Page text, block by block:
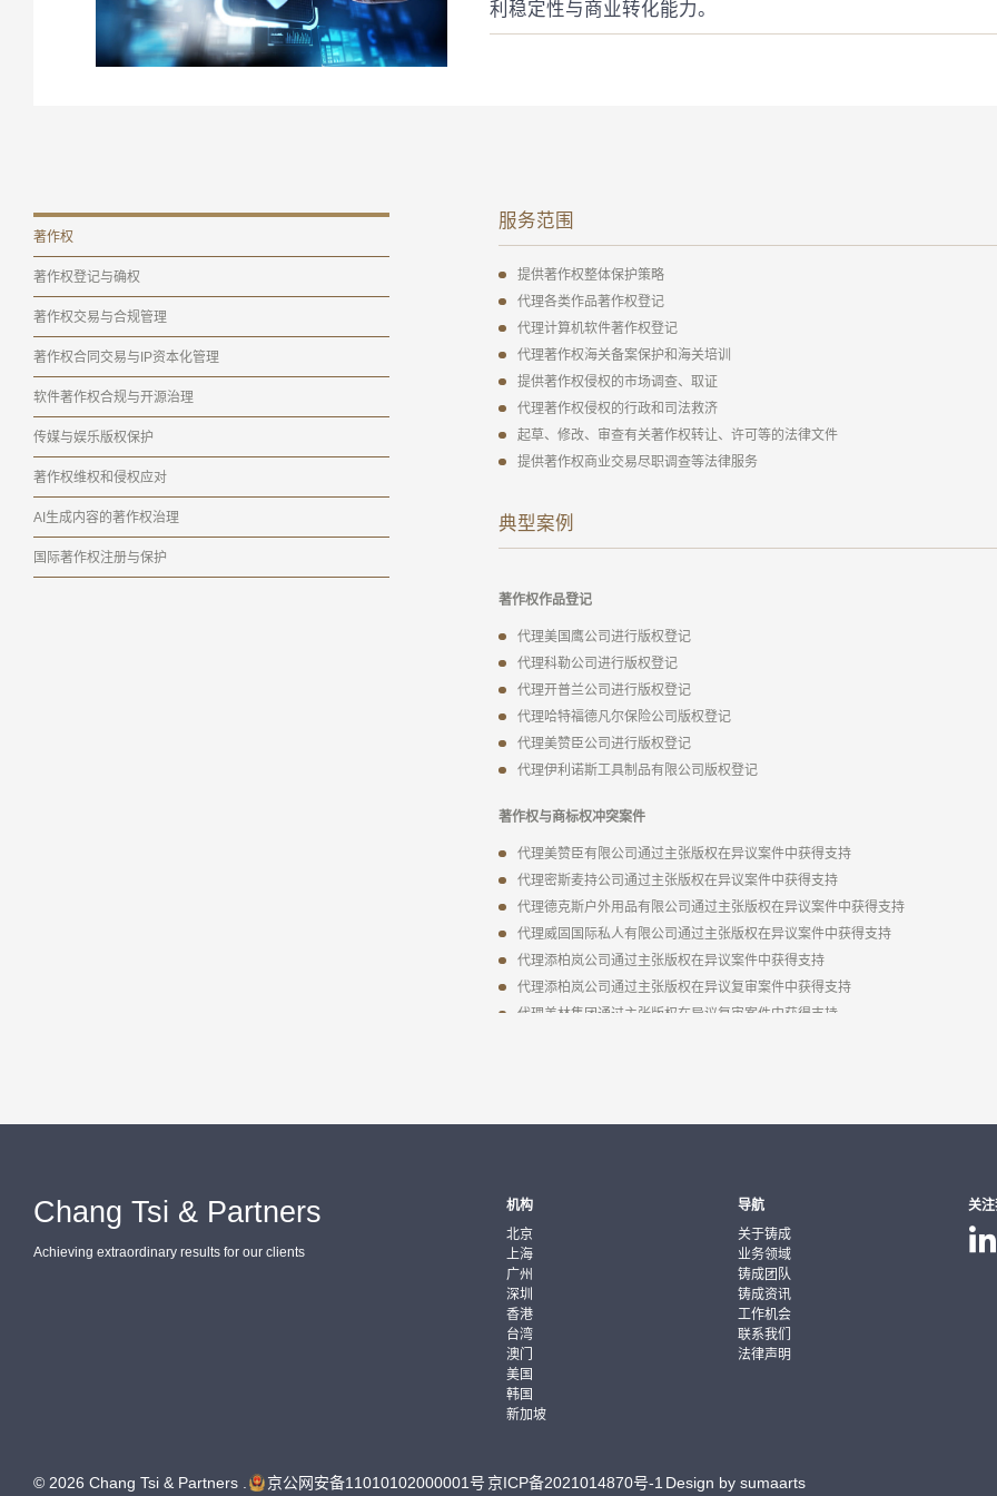
利稳定性与商业转化能力。
著作权
著作权登记与确权
著作权交易与合规管理
著作权合同交易与IP资本化管理
软件著作权合规与开源治理
传媒与娱乐版权保护
著作权维权和侵权应对
AI生成内容的著作权治理
国际著作权注册与保护
服务范围
提供著作权整体保护策略
代理各类作品著作权登记
代理计算机软件著作权登记
代理著作权海关备案保护和海关培训
提供著作权侵权的市场调查、取证
代理著作权侵权的行政和司法救济
起草、修改、审查有关著作权转让、许可等的法律文件
提供著作权商业交易尽职调查等法律服务
典型案例
著作权作品登记
代理美国鹰公司进行版权登记
代理科勒公司进行版权登记
代理开普兰公司进行版权登记
代理哈特福德凡尔保险公司版权登记
代理美赞臣公司进行版权登记
代理伊利诺斯工具制品有限公司版权登记
著作权与商标权冲突案件
代理美赞臣有限公司通过主张版权在异议案件中获得支持
代理密斯麦持公司通过主张版权在异议案件中获得支持
代理德克斯户外用品有限公司通过主张版权在异议案件中获得支持
代理威固国际私人有限公司通过主张版权在异议案件中获得支持
代理添柏岚公司通过主张版权在异议案件中获得支持
代理添柏岚公司通过主张版权在异议复审案件中获得支持
代理美林集团通过主张版权在异议复审案件中获得支持
代理哈特福德凡尔保险公司向侵权人提起版权侵权诉讼，获得胜诉，有效制止了
代理某数据库公司处理著作权纠纷事宜
代理艺龙网信息技术（北京）有限公司诉北京艾特信信息技术有限公司著作权侵
大连圣亚旅游控股股份有限公司诉甘肃建荣文化旅游发展有限公司著作权侵权及
陈广义诉北京美时杰信息技术公司摄影作品著作权纠纷
学习之旅国际有限公司诉广州四喜碗具有限公司侵犯著作权纠纷
《西柏坡》电影作品署名权纠纷
铸成代理AICPA美国注册会计师协会解决豆瓣网侵害著作权纠纷
著作权许可
本所律师为客户的著作权在中国的许可提供法律服务，包括许可合同拟定及合同
著作权海关保护
Chang Tsi & Partners
Achieving extraordinary results for our clients
机构
北京
上海
广州
深圳
香港
台湾
澳门
美国
韩国
新加坡
导航
关于铸成
业务领域
铸成团队
铸成资讯
工作机会
联系我们
法律声明
关
© 2026 Chang Tsi & Partners . 京公网安备11010102000001号 京ICP备2021014870号-1 Design by sumaarts